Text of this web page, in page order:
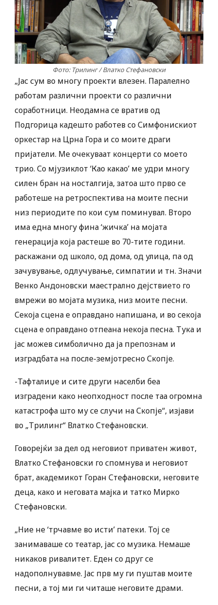
Фото: Трилинг / Влатко Стефановски
„Јас сум во многу проекти влезен. Паралелно
работам различни проекти со различни
соработници. Неодамна се вратив од
Подгорица кадешто работев со Симфонискиот
оркестар на Црна Гора и со моите драги
пријатели. Ме очекуваат концерти со моето
трио. Со мјузиклот ‘Као какао’ ме удри многу
силен бран на носталгија, затоа што прво се
работеше на ретроспектива на моите песни
низ периодите по кои сум поминувал. Второ
има една многу фина ‘жичка’ на мојата
генерација која растеше во 70-тите години.
раскажани од школо, од дома, од улица, па од
зачувување, одлучување, симпатии и тн. Значи
Венко Андоновски маестрално дејствието го
вмрежи во мојата музика, низ моите песни.
Секоја сцена е оправдано напишана, и во секоја
сцена е оправдано отпеана некоја песна. Тука и
јас можев симболично да ја препознам и
изградбата на после-земјотресно Скопје.
-Тафталиџе и сите други населби беа
изградени како неопходност после таа огромна
катастрофа што му се случи на Скопје“, изјави
во „Трилинг“ Влатко Стефановски.
Говорејќи за дел од неговиот приватен живот,
Влатко Стефановски го спомнува и неговиот
брат, академикот Горан Стефановски, неговите
деца, како и неговата мајка и татко Мирко
Стефановски.
„Ние не ‘трчавме во исти’ патеки. Тој се
занимаваше со театар, јас со музика. Немаше
никаков ривалитет. Еден со друг се
надополнувавме. Јас прв му ги пуштав моите
песни, а тој ми ги читаше неговите драми.